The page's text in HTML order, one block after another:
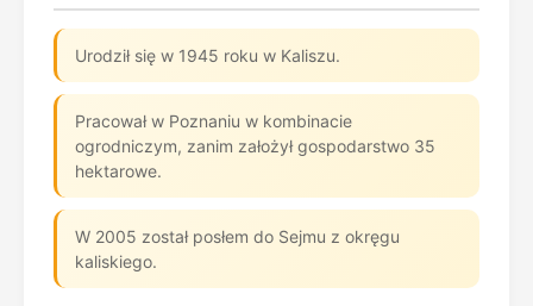
Urodził się w 1945 roku w Kaliszu.
Pracował w Poznaniu w kombinacie
ogrodniczym, zanim założył gospodarstwo 35
hektarowe.
W 2005 został posłem do Sejmu z okręgu
kaliskiego.